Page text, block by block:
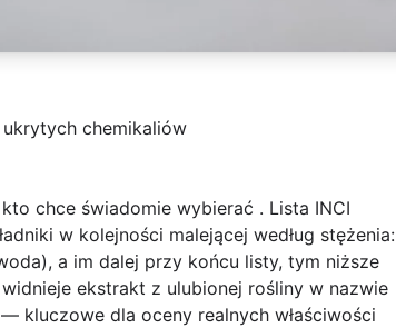
ukrytych chemikaliów
chce świadomie wybierać . Lista INCI
w kolejności malejącej według stężenia:
a im dalej przy końcu listy, tym niższe
ekstrakt z ulubionej rośliny w nazwie
kluczowe dla oceny realnych właściwości